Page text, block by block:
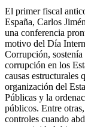
El primer fiscal
España, Carlos
una conferencia
motivo del Día
Corrupción,
corrupción en los
causas estructurales
organización del
Públicas y la
públicos. Entre
controles cuando